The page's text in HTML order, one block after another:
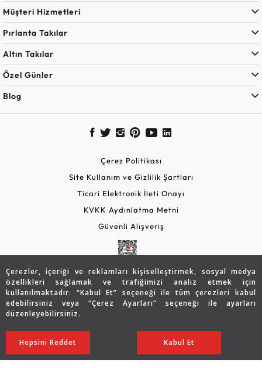
Çerezler, içeriği ve reklamları kişiselleştirmek, sosyal medya
özellikleri sağlamak ve trafiğimizi analiz etmek için
kullanılmaktadır. “Kabul Et” seçeneği ile tüm çerezleri kabul
edebilirsiniz veya “Çerez Ayarları” seçeneği ile ayarları
düzenleyebilirsiniz.
Ayarları Düzenle
Hepsini Reddet Kabul Et
34.083 TL
27.279TL
25.915 TL SATIN ALIN
Müşteri Hizmetleri
Pırlanta Takılar
Altın Takılar
Özel Günler
Blog
Çerez Politikası
Site Kullanım ve Gizlilik Şartları
Ticari Elektronik İleti Onayı
KVKK Aydınlatma Metni
Güvenli Alışveriş
Copyright © 2026 Assos Pırlanta - Bu sitenin tüm hakları